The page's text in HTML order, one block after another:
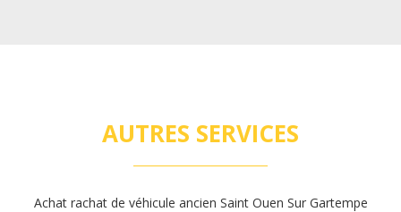
AUTRES SERVICES
Achat rachat de véhicule ancien Saint Ouen Sur Gartempe